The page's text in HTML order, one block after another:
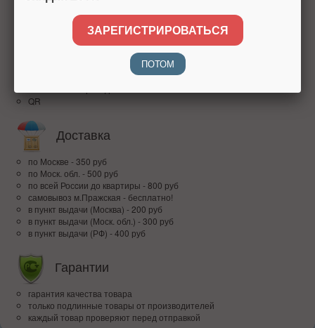
высокий рейтинг
доверие покупателей по всей России
Оплата
наличными при получении
QR
Доставка
по Москве - 350 руб
по Моск. обл. - 500 руб
по всей Росcии до квартиры - 800 руб
самовывоз м.Пражская - бесплатно!
в пункт выдачи (Москва) - 200 руб
в пункт выдачи (Моск. обл.) - 300 руб
в пункт выдачи (РФ) - 400 руб
Гарантии
гарантия качества товара
только подлинные товары от производителей
каждый товар проверяют перед отправкой
ЗАРЕГИСТРИРОВАТЬСЯ
ПОТОМ